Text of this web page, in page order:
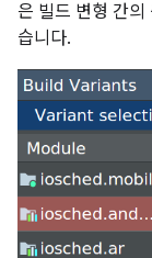
은 빌드 변형 간
습니다.